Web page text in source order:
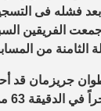
بعد فشله فى
الفريقين
جريزمان قد
من أحداث المباراة.